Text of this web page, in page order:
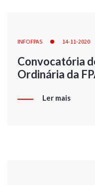
INFOFPAS 14-11-2020
Convocatória
Ordinária da
Ler mais